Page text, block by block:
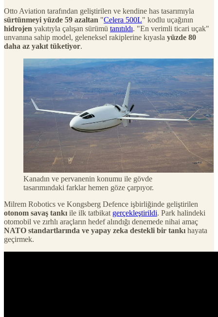
Otto Aviation tarafından geliştirilen ve kendine has tasarımıyla
sürtünmeyi yüzde 59 azaltan "Celera 500L" kodlu uçağının
hidrojen yakıtıyla çalışan sürümü tanıtıldı. "En verimli ticari uçak"
unvanına sahip model, geleneksel rakiplerine kıyasla yüzde 80
daha az yakıt tüketiyor.
Kanadın ve pervanenin konumu ile gövde
tasarımındaki farklar hemen göze çarpıyor.
Milrem Robotics ve Kongsberg Defence işbirliğinde geliştirilen
otonom savaş tankı ile ilk tatbikat gerçekleştirildi. Park halindeki
otomobil ve zırhlı araçların hedef alındığı denemede nihai amaç
NATO standartlarında ve yapay zeka destekli bir tankı hayata
geçirmek.